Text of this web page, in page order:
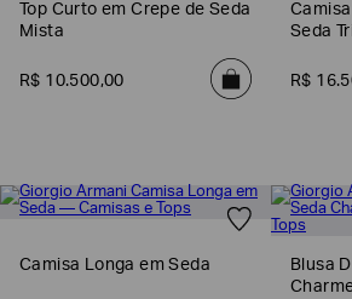
Top Curto em Crepe de Seda
Mista
R$ 10.500,00
Seda
R$ 16.
Camisa Longa em Seda
Blusa